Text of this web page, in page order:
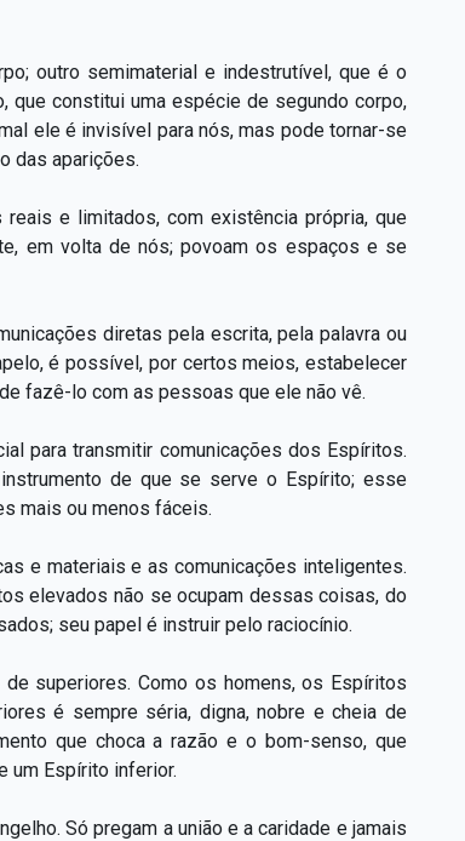
outro semimaterial e indestrutível, que é o
que constitui uma espécie de segundo corpo,
ele é invisível para nós, mas pode tornar-se
das aparições.
e limitados, com existência própria, que
em volta de nós; povoam os espaços e se
diretas pela escrita, pela palavra ou
é possível, por certos meios, estabelecer
fazê-lo com as pessoas que ele não vê.
para transmitir comunicações dos Espíritos.
de que se serve o Espírito; esse
mais ou menos fáceis.
e materiais e as comunicações inteligentes.
elevados não se ocupam dessas coisas, do
seu papel é instruir pelo raciocínio.
superiores. Como os homens, os Espíritos
é sempre séria, digna, nobre e cheia de
que choca a razão e o bom-senso, que
um Espírito inferior.
Só pregam a união e a caridade e jamais